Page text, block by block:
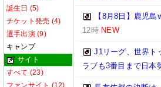
誕生日 (5)
チケット発売 (4)
選手出演 (9)
キャンプ
サイト
すべて (23)
ファンサイト (12)
【8月8日】鹿児
12時 NEW
J1リーグ、世界ト
ラブも3番目まで日本